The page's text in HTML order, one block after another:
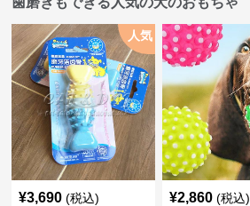
人気
¥3,690 (税込) ¥2,860 (税込)